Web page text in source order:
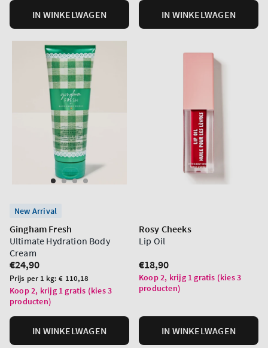
IN WINKELWAGEN IN WINKELWAGEN
New Arrival
Gingham Fresh
Ultimate Hydration Body
Cream
Normale
prijs
€24,90
Prijs
per
eenheid
Prijs per 1 kg:€ 110,18
Koop 2, krijg 1 gratis (kies 3
producten)
IN WINKELWAGEN
Rosy Cheeks
Lip Oil
Normale
prijs
€18,90
Koop 2, krijg 1 gratis (kies 3
producten)
IN WINKELWAGEN